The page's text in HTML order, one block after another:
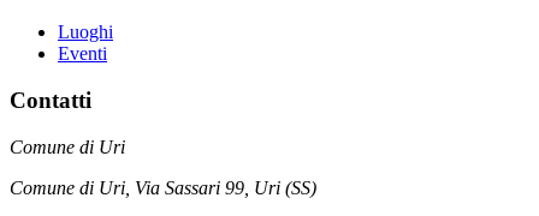
Luoghi
Eventi
Contatti
Comune di Uri
Comune di Uri, Via Sassari 99, Uri (SS)